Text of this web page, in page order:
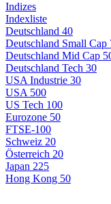
Indizes
Indexliste
Deutschland 40
Deutschland Small Cap
Deutschland Mid Cap
Deutschland Tech 30
USA Industrie 30
USA 500
US Tech 100
Eurozone 50
FTSE-100
Schweiz 20
Österreich 20
Japan 225
Hong Kong 50